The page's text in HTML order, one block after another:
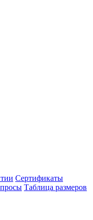
Сертификаты
Таблица размеров